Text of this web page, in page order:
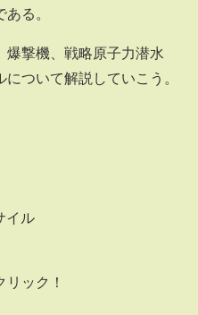
る。
爆撃機、戦略原子力潜水
ついて解説していこう。
イル
ック！